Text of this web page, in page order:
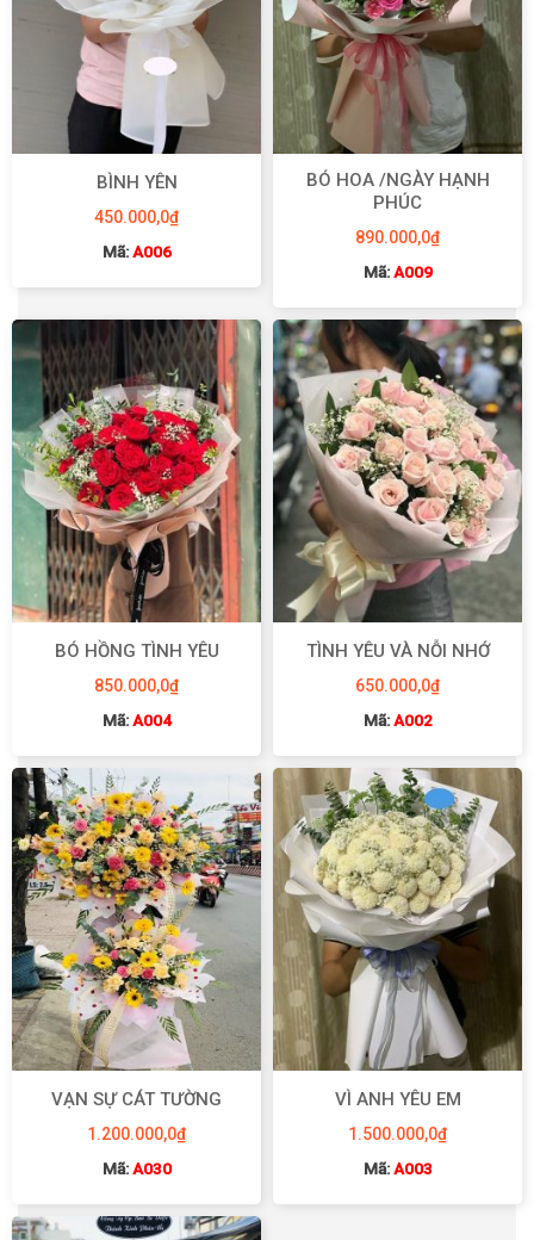
BÌNH YÊN
450.000,0₫
Mã:A006
BÓ HOA /NGÀY HẠNH
PHÚC
890.000,0₫
Mã:A009
BÓ HỒNG TÌNH YÊU
850.000,0₫
Mã:A004
TÌNH YÊU VÀ NỖI NHỚ
650.000,0₫
Mã:A002
VẠN SỰ CÁT TƯỜNG
1.200.000,0₫
Mã:A030
VÌ ANH YÊU EM
1.500.000,0₫
Mã:A003